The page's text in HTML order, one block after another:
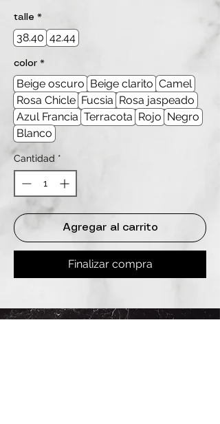
talle *
38.40 42.44
color *
Beige oscuro Beige clarito Camel
Rosa Chicle Fucsia Rosa jaspeado
Azul Francia Terracota Rojo Negro
Blanco
Cantidad *
Agregar al carrito
Finalizar compra